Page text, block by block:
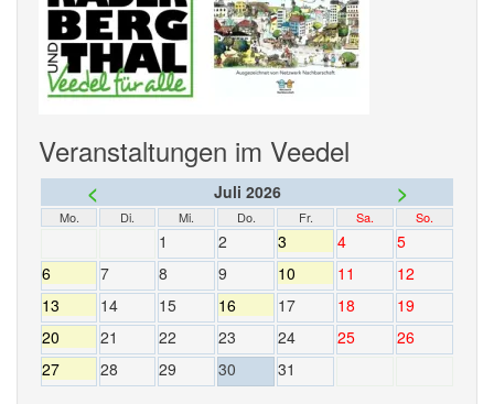
Veranstaltungen im Veedel
< Juli 2026 >
Mo. Di. Mi. Do. Fr. Sa. So.
1 2 3 4
5
6
7 8 9 10 11
12
13
14 15 16 17 18
19
20
21 22 23 24 25
26
27
28 29 30 31